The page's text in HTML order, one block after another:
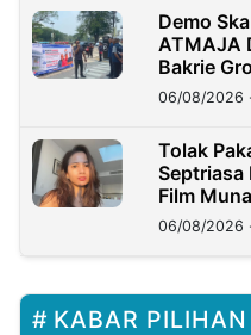
Demo
ATMAJA
Bakrie
06/08/2026
Tolak
Septriasa
Film
06/08/2026
KABAR PILIHAN